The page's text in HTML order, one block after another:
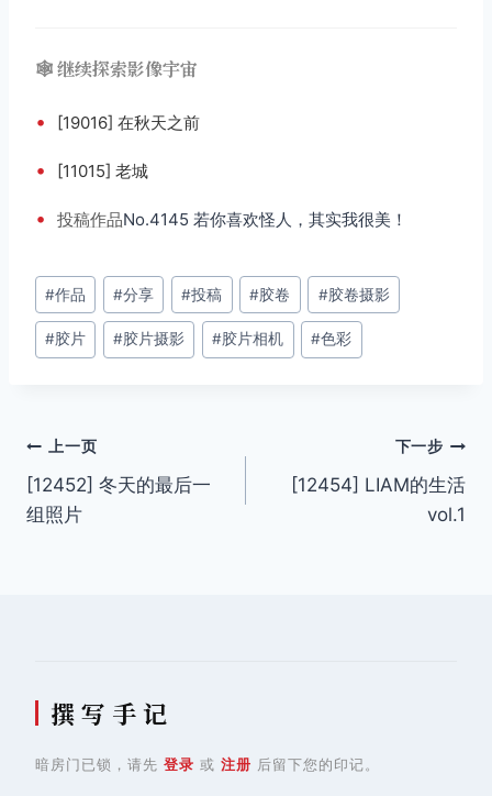
🕸️ 继续探索影像宇宙
• [19016] 在秋天之前
• [11015] 老城
• 投稿作品No.4145 若你喜欢怪人，其实我很美！
文
章
标
#作品 #分享 #投稿 #胶卷 #胶卷摄影
#胶片 #胶片摄影 #胶片相机 #色彩
文
章
上一页
[12452] 冬天的最后一
组照片
下一步
[12454] LIAM的生活
vol.1
撰 写 手 记
暗房门已锁，请先 登录 或 注册 后留下您的印记。